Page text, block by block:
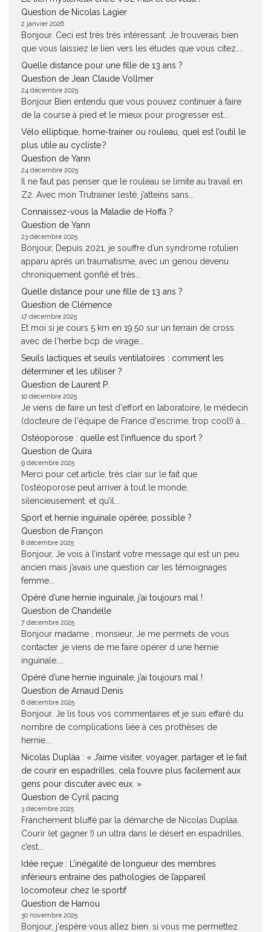
Question de Nicolas Lagier
2 janvier 2026
Bonjour. Ceci est très très intéressant. Je trouverais bien
que vous laissiez le lien vers les études que vous citez....
Quelle distance pour une fille de 13 ans ?
Question de Jean Claude Vollmer
24 décembre 2025
Bonjour Bien entendu que vous pouvez continuer à faire
de la course à pied et le mieux pour progresser est...
Vélo elliptique, home-trainer ou rouleau, quel est l’outil le
plus utile au cycliste ?
Question de Yann
24 décembre 2025
Il ne faut pas penser que le rouleau se limite au travail en
Z2. Avec mon Trutrainer lesté, j’atteins sans...
Connaissez-vous la Maladie de Hoffa ?
Question de Yann
23 décembre 2025
Bonjour, Depuis 2021, je souffre d’un syndrome rotulien
apparu après un traumatisme, avec un genou devenu
chroniquement gonflé et très...
Quelle distance pour une fille de 13 ans ?
Question de Clémence
17 décembre 2025
Et moi si je cours 5 km en 19.50 sur un terrain de cross
avec de l'herbe bcp de virage...
Seuils lactiques et seuils ventilatoires : comment les
déterminer et les utiliser ?
Question de Laurent P.
10 décembre 2025
Je viens de faire un test d'effort en laboratoire, le médecin
(docteure de l'équipe de France d'escrime, trop cool!) à...
Ostéoporose : quelle est l’influence du sport ?
Question de Quira
9 décembre 2025
Merci pour cet article, très clair sur le fait que
l’ostéoporose peut arriver à tout le monde,
silencieusement, et qu’il...
Sport et hernie inguinale opérée, possible ?
Question de Françon
8 décembre 2025
Bonjour, Je vois à l’instant votre message qui est un peu
ancien mais j’avais une question car les témoignages
femme...
Opéré d’une hernie inguinale, j’ai toujours mal !
Question de Chandelle
7 décembre 2025
Bonjour madame , monsieur, Je me permets de vous
contacter ,je viens de me faire opérer d une hernie
inguinale....
Opéré d’une hernie inguinale, j’ai toujours mal !
Question de Arnaud Denis
6 décembre 2025
Bonjour. Je lis tous vos commentaires et je suis effaré du
nombre de complications liée à ces prothèses de
hernie....
Nicolas Duplàa : « J’aime visiter, voyager, partager et le fait
de courir en espadrilles, cela t’ouvre plus facilement aux
gens pour discuter avec eux. »
Question de Cyril pacing
3 décembre 2025
Franchement bluffé par la démarche de Nicolas Duplàa.
Courir (et gagner !) un ultra dans le désert en espadrilles,
c’est...
Idée reçue : L’inégalité de longueur des membres
inférieurs entraine des pathologies de l’appareil
locomoteur chez le sportif
Question de Hamou
30 novembre 2025
Bonjour, j'espère vous allez bien. si vous me permettez.